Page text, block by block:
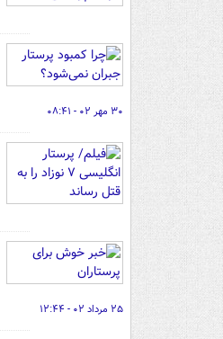
۳۰ مهر ۰۲ - ۰۸:۴۱
۲۵ مرداد ۰۲ - ۱۲:۴۴